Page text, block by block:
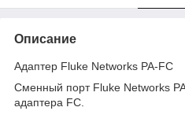
Описание
Адаптер Fluke Networks PA-FC
Сменный порт Fluke Networks
адаптера FC.